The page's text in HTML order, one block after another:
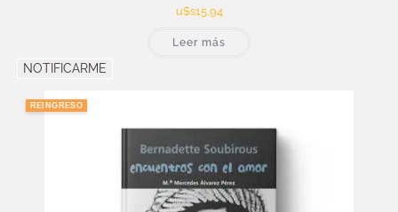
u$s15,94
Leer más
NOTIFICARME
REINGRESO